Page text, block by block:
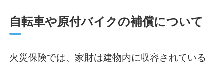
自転車や原付バイクの補償について
火災保険では、家財は建物内に収容されている